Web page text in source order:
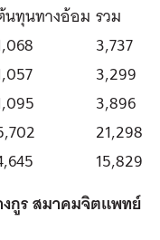
นทุนทางอ้อม รวม
3,737
3,299
3,896
21,298
15,829
กูร สมาคมจิตแพทย์